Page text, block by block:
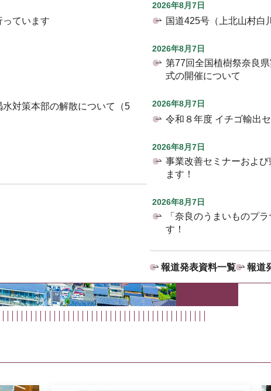
っています
対策本部の解散について（5
2026年8月7日
国道425号（上北山村白
2026年8月7日
第77回全国植樹祭奈良
式の開催について
2026年8月7日
令和８年度 イチゴ輸出
2026年8月7日
事業改善セミナーおよ
ます！
2026年8月7日
「奈良のうまいものプ
す！
報道発表資料一覧 報道